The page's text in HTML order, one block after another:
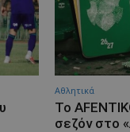
Αθλητικά
Το
σεζόν στο